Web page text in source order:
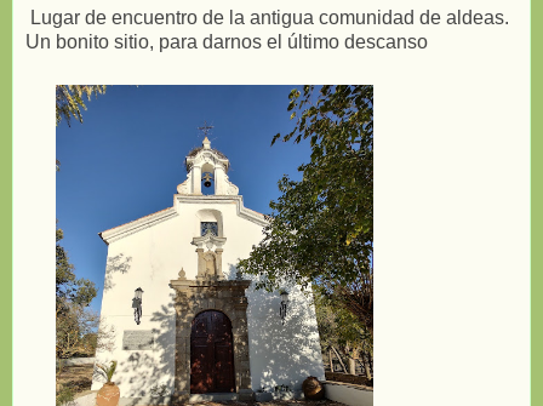
Lugar de encuentro de la antigua comunidad de aldeas.
Un bonito sitio, para darnos el último descanso